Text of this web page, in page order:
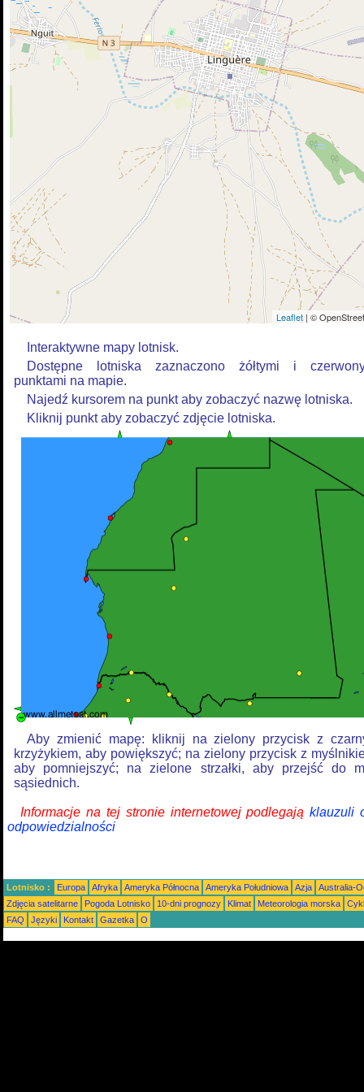
Leaflet | ©
Interaktywne mapy lotnisk.
Dostępne lotniska zaznaczono żółtymi i
punktami na mapie.
Najedź kursorem na punkt aby zobaczyć nazwę lotniska.
Kliknij punkt aby zobaczyć zdjęcie lotniska.
Aby zmienić mapę: kliknij na zielony przycisk z
krzyżykiem, aby powiększyć; na zielony przycisk z
aby pomniejszyć; na zielone strzałki, aby przejść do
sąsiednich.
Informacje na tej stronie internetowej podlegająklauzuli
odpowiedzialności
Lotnisko : Europa Afryka Ameryka Północna Ameryka Południowa Azja
Australia-
Zdjęcia satelitarne
Pogoda Lotnisko 10-dni prognozy Klimat Meteorologia morska
FAQ
Języki Kontakt Gazetka O